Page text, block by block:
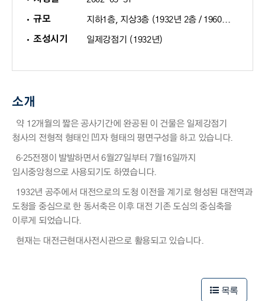
규모 지하1층, 지상3층 (1932년 2층 / 1960년 3층 증축)
조성시기 일제강점기 (1932년)
소개
약 12개월의 짧은 공사기간에 완공된 이 건물은 일제강점기
청사의 전형적 형태인 凹자 형태의 평면구성을 하고 있습니다.
6·25전쟁이 발발하면서 6월27일부터 7월16일까지
임시중앙청으로 사용되기도 하였습니다.
1932년 공주에서 대전으로의 도청 이전을 계기로 형성된 대전역과
도청을 중심으로 한 동서축은 이후 대전 기존 도심의 중심축을
이루게 되었습니다.
현재는 대전근현대사전시관으로 활용되고 있습니다.
목록